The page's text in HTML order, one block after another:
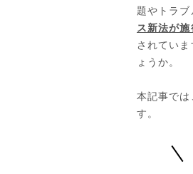
題やトラ
ス新法が施
されてい
ょうか。
本記事で
す。